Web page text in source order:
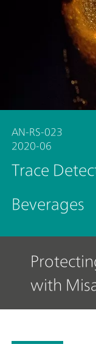
AN-RS-023
2020-06
Trace
Beverages
with